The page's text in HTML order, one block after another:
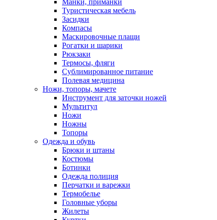
Манки, приманки
Туристическая мебель
Засидки
Компасы
Маскировочные плащи
Рогатки и шарики
Рюкзаки
Термосы, фляги
Сублимированное питание
Полевая медицина
Ножи, топоры, мачете
Инструмент для заточки ножей
Мультитул
Ножи
Ножны
Топоры
Одежда и обувь
Брюки и штаны
Костюмы
Ботинки
Одежда полиция
Перчатки и варежки
Термобелье
Головные уборы
Жилеты